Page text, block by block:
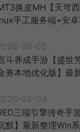
换皮MH【天穹
手工服务端+安
程
08-05
斗养成手游【盛世
券本地优化版】最
台+安卓+详细搭建
08-04
三端引擎传奇手
默】最新整理Win